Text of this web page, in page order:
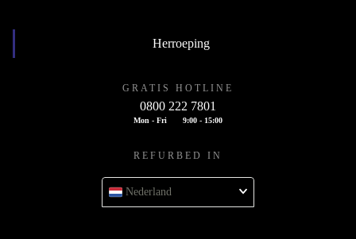
Herroeping
GRATIS HOTLINE
0800 222 7801
Mon - Fri 9:00 - 15:00
REFURBED IN
Nederland